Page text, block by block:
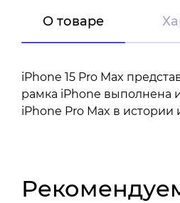
О товаре
iPhone 15 Pro Max
рамка iPhone выполнена
iPhone Pro Max в